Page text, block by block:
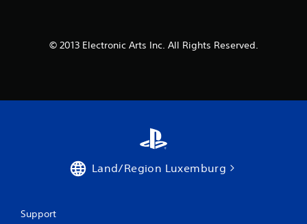
4
© 2013 Electronic Arts Inc. All Rights Reserved.
Land/Region Luxemburg
Support